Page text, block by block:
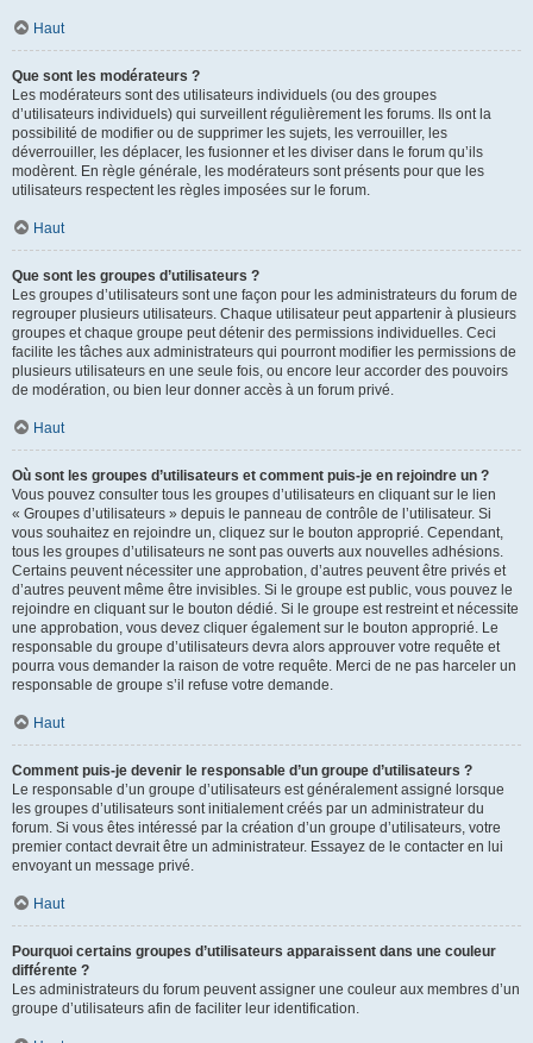
Haut
Que sont les modérateurs ?
Les modérateurs sont des utilisateurs individuels (ou des groupes
d’utilisateurs individuels) qui surveillent régulièrement les forums. Ils ont la
possibilité de modifier ou de supprimer les sujets, les verrouiller, les
déverrouiller, les déplacer, les fusionner et les diviser dans le forum qu’ils
modèrent. En règle générale, les modérateurs sont présents pour que les
utilisateurs respectent les règles imposées sur le forum.
Haut
Que sont les groupes d’utilisateurs ?
Les groupes d’utilisateurs sont une façon pour les administrateurs du forum de
regrouper plusieurs utilisateurs. Chaque utilisateur peut appartenir à plusieurs
groupes et chaque groupe peut détenir des permissions individuelles. Ceci
facilite les tâches aux administrateurs qui pourront modifier les permissions de
plusieurs utilisateurs en une seule fois, ou encore leur accorder des pouvoirs
de modération, ou bien leur donner accès à un forum privé.
Haut
Où sont les groupes d’utilisateurs et comment puis-je en rejoindre un ?
Vous pouvez consulter tous les groupes d’utilisateurs en cliquant sur le lien
« Groupes d’utilisateurs » depuis le panneau de contrôle de l’utilisateur. Si
vous souhaitez en rejoindre un, cliquez sur le bouton approprié. Cependant,
tous les groupes d’utilisateurs ne sont pas ouverts aux nouvelles adhésions.
Certains peuvent nécessiter une approbation, d’autres peuvent être privés et
d’autres peuvent même être invisibles. Si le groupe est public, vous pouvez le
rejoindre en cliquant sur le bouton dédié. Si le groupe est restreint et nécessite
une approbation, vous devez cliquer également sur le bouton approprié. Le
responsable du groupe d’utilisateurs devra alors approuver votre requête et
pourra vous demander la raison de votre requête. Merci de ne pas harceler un
responsable de groupe s’il refuse votre demande.
Haut
Comment puis-je devenir le responsable d’un groupe d’utilisateurs ?
Le responsable d’un groupe d’utilisateurs est généralement assigné lorsque
les groupes d’utilisateurs sont initialement créés par un administrateur du
forum. Si vous êtes intéressé par la création d’un groupe d’utilisateurs, votre
premier contact devrait être un administrateur. Essayez de le contacter en lui
envoyant un message privé.
Haut
Pourquoi certains groupes d’utilisateurs apparaissent dans une couleur
différente ?
Les administrateurs du forum peuvent assigner une couleur aux membres d’un
groupe d’utilisateurs afin de faciliter leur identification.